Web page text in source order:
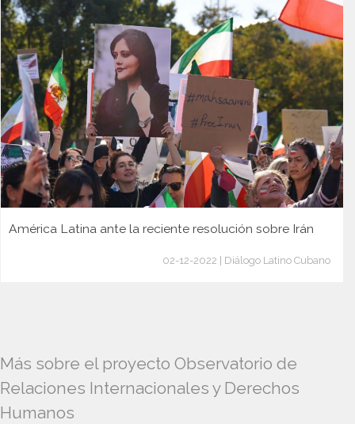
América Latina ante la reciente resolución sobre Irán
02-12-2022 | Diálogo Latino Cubano
Más sobre el proyecto Observatorio de
Relaciones Internacionales y Derechos
Humanos